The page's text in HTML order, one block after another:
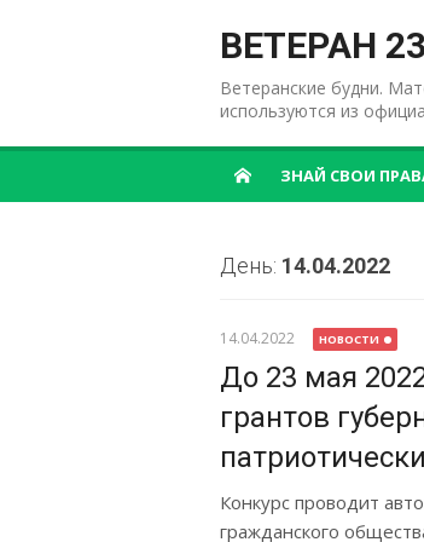
ВЕТЕРАН 23
Ветеранские будни.
используются из
ЗНАЙ СВОИ
День: 14.04.2022
14.04.2022 НОВОСТИ
До 23 мая
грантов
Конкурс проводит
гражданского